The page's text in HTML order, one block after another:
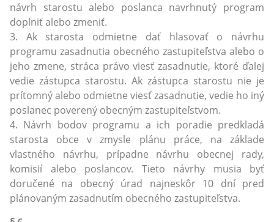
návrh starostu alebo poslanca navrhnutý program
doplniť alebo zmeniť.
3. Ak starosta odmietne dať hlasovať o návrhu
programu zasadnutia obecného zastupiteľstva alebo o
jeho zmene, stráca právo viesť zasadnutie, ktoré ďalej
vedie zástupca starostu. Ak zástupca starostu nie je
prítomný alebo odmietne viesť zasadnutie, vedie ho iný
poslanec poverený obecným zastupiteľstvom.
4. Návrh bodov programu a ich poradie predkladá
starosta obce v zmysle plánu práce, na základe
vlastného návrhu, prípadne návrhu obecnej rady,
komisií alebo poslancov. Tieto návrhy musia byť
doručené na obecný úrad najneskôr 10 dní pred
plánovaným zasadnutím obecného zastupiteľstva.